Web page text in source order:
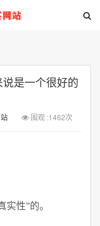
是一个很好的
围观 :1462次
性”的。